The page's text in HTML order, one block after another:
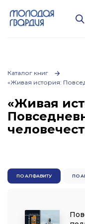
Каталог книг
«Живая история:
«Живая
ПО АЛФАВИТУ ПО